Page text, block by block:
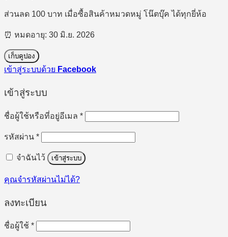
ส่วนลด 100 บาท เมื่อซื้อสินค้าหมวดหมู่ โน๊ตบุ๊ค ได้ทุกยี่ห้อ
⏰ หมดอายุ: 30 มิ.ย. 2026
เก็บคูปอง
เข้าสู่ระบบด้วย Facebook
เข้าสู่ระบบ
ชื่อผู้ใช้หรือที่อยู่อีเมล *ต้องการ
รหัสผ่าน *ต้องการ
จำฉันไว้ เข้าสู่ระบบ
คุณจำรหัสผ่านไม่ได้?
ลงทะเบียน
ชื่อผู้ใช้ *ต้องการ